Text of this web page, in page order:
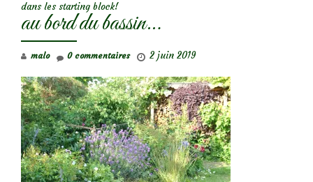
dans les starting block!
au bord du bassin…
malo 2 juin 2019
0 commentaires